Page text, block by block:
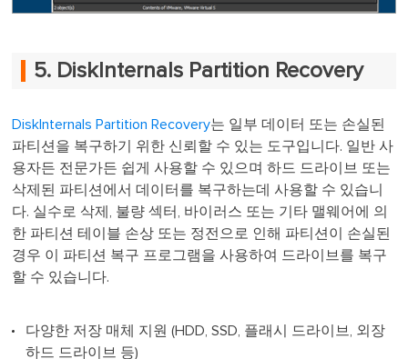
5. DiskInternals Partition Recovery
DiskInternals Partition Recovery는 일부 데이터 또는 손실된
파티션을 복구하기 위한 신뢰할 수 있는 도구입니다. 일반 사
용자든 전문가든 쉽게 사용할 수 있으며 하드 드라이브 또는
삭제된 파티션에서 데이터를 복구하는데 사용할 수 있습니
다. 실수로 삭제, 불량 섹터, 바이러스 또는 기타 맬웨어에 의
한 파티션 테이블 손상 또는 정전으로 인해 파티션이 손실된
경우 이 파티션 복구 프로그램을 사용하여 드라이브를 복구
할 수 있습니다.
다양한 저장 매체 지원 (HDD, SSD, 플래시 드라이브, 외장
하드 드라이브 등)